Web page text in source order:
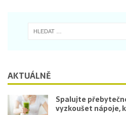
AKTUÁLNĚ
Spalujte
vyzkoušet nápoje,